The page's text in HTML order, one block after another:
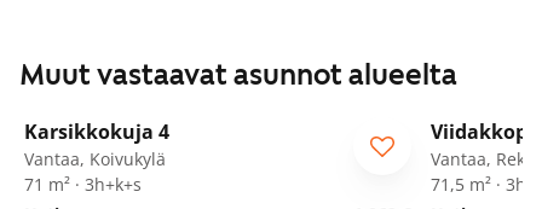
Muut vastaavat asunnot alueelta
Karsikkokuja 4
Vantaa, Koivukylä
71 m² · 3h+k+s
ARA
Vantaa,
71,5 m² ·